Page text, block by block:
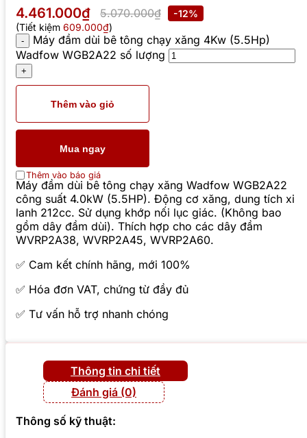
4.461.000₫ 5.070.000₫
-12%
(Tiết kiệm 609.000₫)
Máy đầm dùi bê tông chạy xăng 4Kw (5.5Hp)
Wadfow WGB2A22 số lượng
Thêm vào giỏ
Mua ngay
Thêm vào báo giá
Máy đầm dùi bê tông chạy xăng Wadfow WGB2A22
công suất 4.0kW (5.5HP). Động cơ xăng, dung tích xi
lanh 212cc. Sử dụng khớp nối lục giác. (Không bao
gồm dây đầm dùi). Thích hợp cho các dây đầm
WVRP2A38, WVRP2A45, WVRP2A60.
✅ Cam kết chính hãng, mới 100%
✅ Hóa đơn VAT, chứng từ đầy đủ
✅ Tư vấn hỗ trợ nhanh chóng
Thông tin chi tiết
Đánh giá (0)
Thông số kỹ thuật: